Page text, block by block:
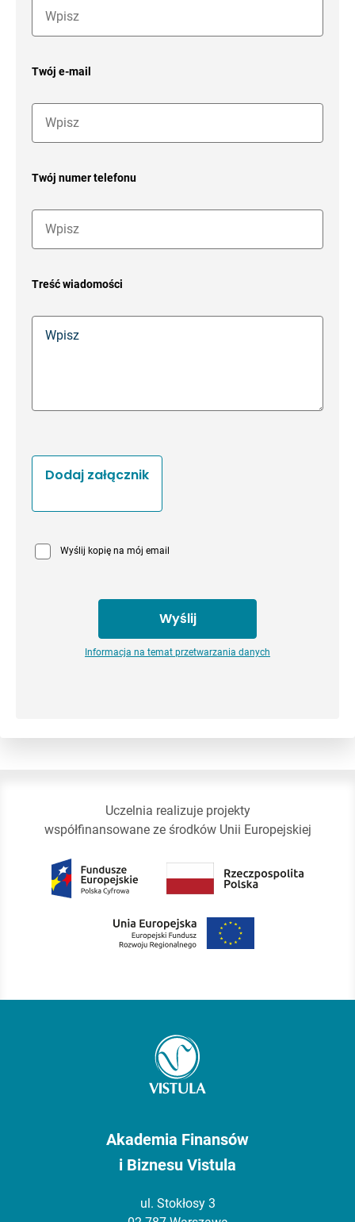
Twój e-mail
Twój numer telefonu
Treść wiadomości
Dodaj załącznik
Wyślij kopię na mój email
Informacja na temat przetwarzania danych
Uczelnia realizuje projekty
współfinansowane ze środków Unii Europejskiej
Akademia Finansów
i Biznesu Vistula
ul. Stokłosy 3